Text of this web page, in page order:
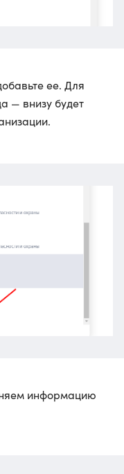
ее. Для
— внизу будет
информацию